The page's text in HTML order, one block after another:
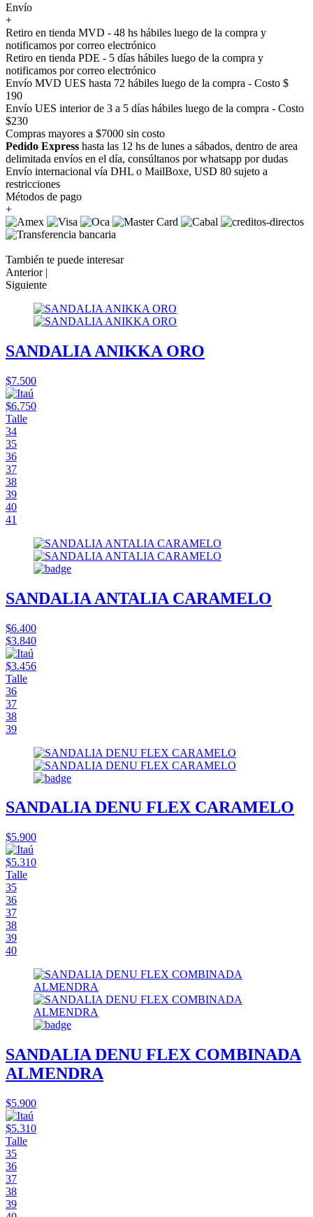
Envío
+
Retiro en tienda MVD - 48 hs hábiles luego de la compra y
notificamos por correo electrónico
Retiro en tienda PDE - 5 días hábiles luego de la compra y
notificamos por correo electrónico
Envío MVD UES hasta 72 hábiles luego de la compra - Costo $
190
Envío UES interior de 3 a 5 días hábiles luego de la compra - Costo
$230
Compras mayores a $7000 sin costo
Pedido Express hasta las 12 hs de lunes a sábados, dentro de area
delimitada envíos en el día, consúltanos por whatsapp por dudas
Envío internacional vía DHL o MailBoxe, USD 80 sujeto a
restricciones
Métodos de pago
+
También te puede interesar
Anterior |
Siguiente
SANDALIA ANIKKA ORO
$7.500
$6.750
Talle
34
35
36
37
38
39
40
41
SANDALIA ANTALIA CARAMELO
$6.400
$3.840
$3.456
Talle
36
37
38
39
SANDALIA DENU FLEX CARAMELO
$5.900
$5.310
Talle
35
36
37
38
39
40
SANDALIA DENU FLEX COMBINADA
ALMENDRA
$5.900
$5.310
Talle
35
36
37
38
39